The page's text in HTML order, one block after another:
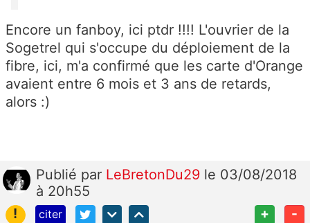
Encore un fanboy, ici ptdr !!!! L'ouvrier de la
Sogetrel qui s'occupe du déploiement de la
fibre, ici, m'a confirmé que les carte d'Orange
avaient entre 6 mois et 3 ans de retards,
alors :)
Publié par LeBretonDu29 le 03/08/2018
à 20h55
!
citer + -